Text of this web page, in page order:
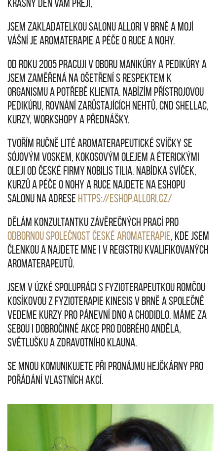
Krásný den vám přeji,
jsem zakladatelkou salonu Allori v Brně a mojí
vášní je aromaterapie a péče o ruce a nohy.
Od roku 2005 pracuji v oboru manikúry a pedikúry a
jsem zaměřená na ošetření s respektem k
organismu a potřebě klienta. Nabízím přístrojovou
pedikúru, rovnání zarůstajících nehtů, CND Shellac,
kurzy, workshopy a přednášky.
Tvořím ručně lité aromaterapeutické svíčky se
sójovým voskem, kokosovým olejem a éterickými
oleji od české firmy Nobilis Tilia. Nabídka svíček,
kurzů a péče o nohy a ruce najdete na eshopu
salonu na adrese https://eshop.allori.cz/
Dělám konzultantku závěrečných prací pro
Odbornou Společnost České Aromaterapie, kde jsem
členkou a najdete mne i v registru kvalifikovaných
aromaterapeutů.
Jsem v úzké spolupráci s fyzioterapeutkou Romčou
Kosíkovou z fyzioterapie Kinesis v Brně a společně
vedeme kurzy pro pánevní dno a chodidlo. Máme za
sebou i dobročinné akce pro Dobrého Anděla,
Světlušku a Zdravotního klauna.
Se mnou komunikujete při pronájmu Hejčkárny pro
pořádání vlastních akcí.